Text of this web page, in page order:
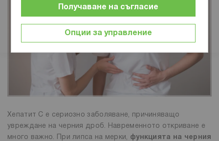
Хепатит С‍ е сериозно заболяване, причиняващо
увреждане на черния дроб. Навременното откриване е
много важно. При липса на мерки, функцията на черния
Опции за управление
Получаване на съгласие